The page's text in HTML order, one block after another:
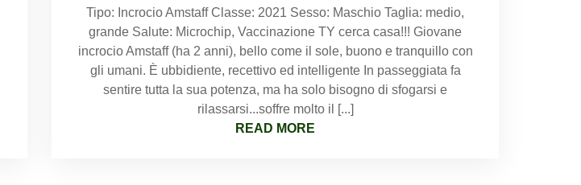
Tipo: Incrocio Amstaff Classe: 2021 Sesso: Maschio Taglia: medio,
grande Salute: Microchip, Vaccinazione TY cerca casa!!! Giovane
incrocio Amstaff (ha 2 anni), bello come il sole, buono e tranquillo con
gli umani. È ubbidiente, recettivo ed intelligente In passeggiata fa
sentire tutta la sua potenza, ma ha solo bisogno di sfogarsi e
rilassarsi...soffre molto il [...]
READ MORE